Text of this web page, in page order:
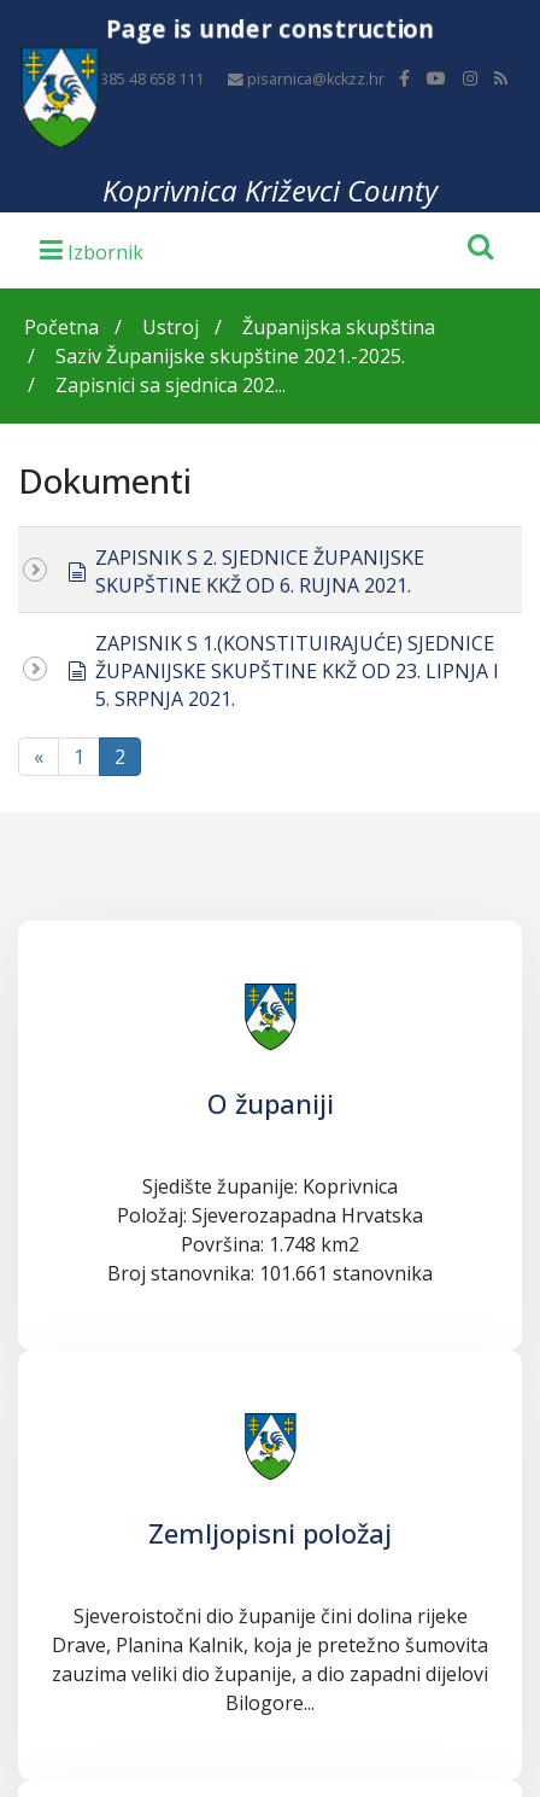
Page is under construction
+385 48 658 111 pisarnica@kckzz.hr
Koprivnica Križevci County
Početna Ustroj
Županijska skupština
Saziv Županijske skupštine 2021.-2025.
Zapisnici sa sjednica 202...
Dokumenti
document
ZAPISNIK S 2. SJEDNICE ŽUPANIJSKE
SKUPŠTINE KKŽ OD 6. RUJNA 2021.
document
ZAPISNIK S 1.(KONSTITUIRAJUĆE) SJEDNICE
ŽUPANIJSKE SKUPŠTINE KKŽ OD 23. LIPNJA I
5. SRPNJA 2021.
« 1 2
O županiji
Sjedište županije: Koprivnica
Položaj: Sjeverozapadna Hrvatska
Površina: 1.748 km2
Broj stanovnika: 101.661 stanovnika
Zemljopisni položaj
Sjeveroistočni dio županije čini dolina rijeke
Drave, Planina Kalnik, koja je pretežno šumovita
zauzima veliki dio županije, a dio zapadni dijelovi
Bilogore...